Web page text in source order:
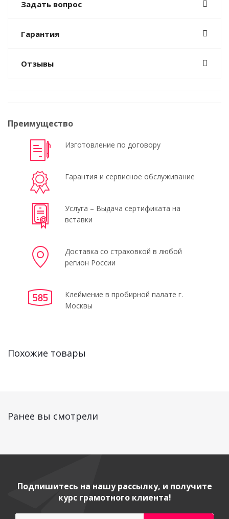
Задать вопрос
Гарантия
Отзывы
Преимущество
Изготовление по договору
Гарантия и сервисное обслуживание
Услуга – Выдача сертификата на
вставки
Доставка со страховкой в любой
регион России
Клеймение в пробирной палате г.
Москвы
Похожие товары
Ранее вы смотрели
Подпишитесь на нашу рассылку, и получите
курс грамотного клиента!